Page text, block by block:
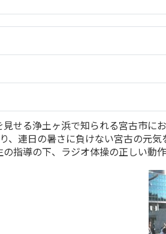
せる浄土ヶ浜で知られる宮古市に
連日の暑さに負けない宮古の元気
指導の下、ラジオ体操の正しい動作